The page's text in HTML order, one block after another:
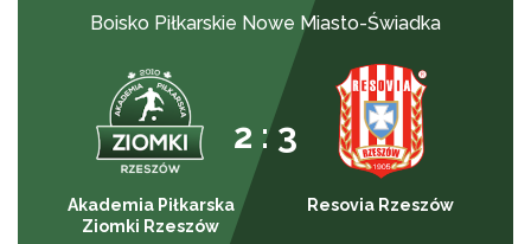
Boisko Piłkarskie Nowe Miasto-Świadka
2 : 3
Akademia Piłkarska
Ziomki Rzeszów
Resovia Rzeszów